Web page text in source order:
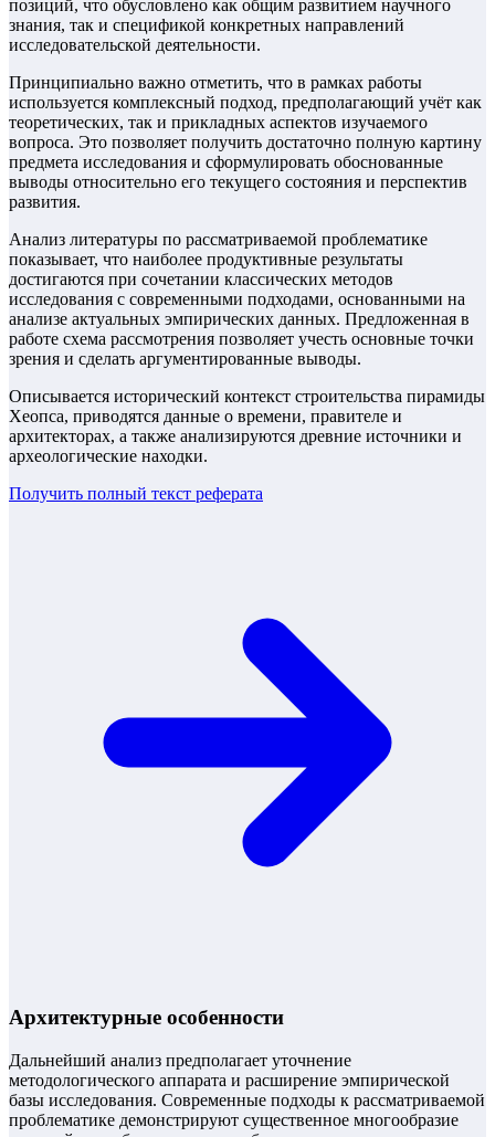
позиций, что обусловлено как общим развитием научного
знания, так и спецификой конкретных направлений
исследовательской деятельности.
Принципиально важно отметить, что в рамках работы
используется комплексный подход, предполагающий учёт как
теоретических, так и прикладных аспектов изучаемого
вопроса. Это позволяет получить достаточно полную картину
предмета исследования и сформулировать обоснованные
выводы относительно его текущего состояния и перспектив
развития.
Анализ литературы по рассматриваемой проблематике
показывает, что наиболее продуктивные результаты
достигаются при сочетании классических методов
исследования с современными подходами, основанными на
анализе актуальных эмпирических данных. Предложенная в
работе схема рассмотрения позволяет учесть основные точки
зрения и сделать аргументированные выводы.
Описывается исторический контекст строительства пирамиды
Хеопса, приводятся данные о времени, правителе и
архитекторах, а также анализируются древние источники и
археологические находки.
Получить полный текст реферата
Архитектурные особенности
Дальнейший анализ предполагает уточнение
методологического аппарата и расширение эмпирической
базы исследования. Современные подходы к рассматриваемой
проблематике демонстрируют существенное многообразие